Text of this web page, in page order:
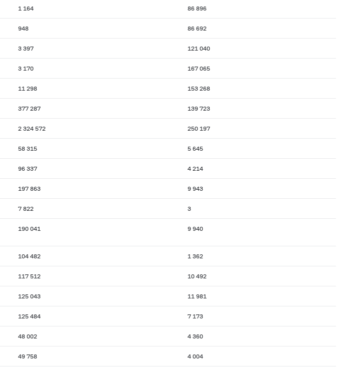
1 164 86 896
948 86 692
3 397 121 040
3 170 167 065
11 298 153 268
377 287 139 723
2 324 572 250 197
58 315 5 645
96 337 4 214
197 863 9 943
7 822 3
190 041 9 940
104 482 1 362
117 512 10 492
125 043 11 981
125 484 7 173
48 002 4 360
49 758 4 004